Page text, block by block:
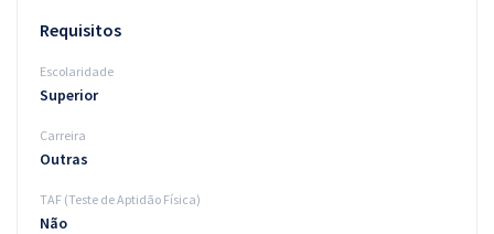
Requisitos
Escolaridade
Superior
Carreira
Outras
TAF (Teste de Aptidão Física)
Não